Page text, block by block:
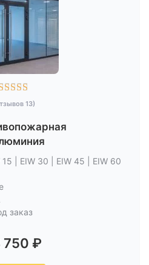

13)
15 | EIW 30 | EIW 45 | EIW 60
заказ
750 ₽